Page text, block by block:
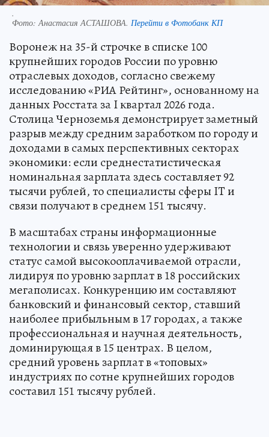
.
Фото:Анастасия АСТАШОВА. Перейти в Фотобанк КП
Воронеж на 35-й строчке в списке 100
крупнейших городов России по уровню
отраслевых доходов, согласно свежему
исследованию «РИА Рейтинг», основанному на
данных Росстата за I квартал 2026 года.
Столица Черноземья демонстрирует заметный
разрыв между средним заработком по городу и
доходами в самых перспективных секторах
экономики: если среднестатистическая
номинальная зарплата здесь составляет 92
тысячи рублей, то специалисты сферы IT и
связи получают в среднем 151 тысячу.
В масштабах страны информационные
технологии и связь уверенно удерживают
статус самой высокооплачиваемой отрасли,
лидируя по уровню зарплат в 18 российских
мегаполисах. Конкуренцию им составляют
банковский и финансовый сектор, ставший
наиболее прибыльным в 17 городах, а также
профессиональная и научная деятельность,
доминирующая в 15 центрах. В целом,
средний уровень зарплат в «топовых»
индустриях по сотне крупнейших городов
составил 151 тысячу рублей.